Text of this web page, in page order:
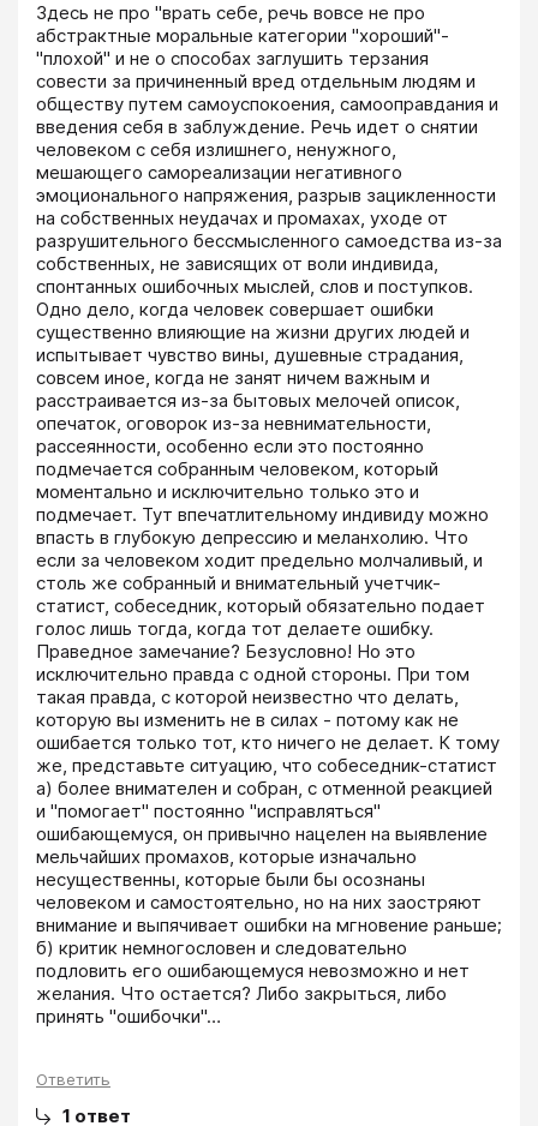
Здесь не про "врать себе, речь вовсе не про
абстрактные моральные категории "хороший"-
"плохой" и не о способах заглушить терзания
совести за причиненный вред отдельным людям и
обществу путем самоуспокоения, самооправдания и
введения себя в заблуждение. Речь идет о снятии
человеком с себя излишнего, ненужного,
мешающего самореализации негативного
эмоционального напряжения, разрыв зацикленности
на собственных неудачах и промахах, уходе от
разрушительного бессмысленного самоедства из-за
собственных, не зависящих от воли индивида,
спонтанных ошибочных мыслей, слов и поступков.
Одно дело, когда человек совершает ошибки
существенно влияющие на жизни других людей и
испытывает чувство вины, душевные страдания,
совсем иное, когда не занят ничем важным и
расстраивается из-за бытовых мелочей описок,
опечаток, оговорок из-за невнимательности,
рассеянности, особенно если это постоянно
подмечается собранным человеком, который
моментально и исключительно только это и
подмечает. Тут впечатлительному индивиду можно
впасть в глубокую депрессию и меланхолию. Что
если за человеком ходит предельно молчаливый, и
столь же собранный и внимательный учетчик-
статист, собеседник, который обязательно подает
голос лишь тогда, когда тот делаете ошибку.
Праведное замечание? Безусловно! Но это
исключительно правда с одной стороны. При том
такая правда, с которой неизвестно что делать,
которую вы изменить не в силах - потому как не
ошибается только тот, кто ничего не делает. К тому
же, представьте ситуацию, что собеседник-статист
а) более внимателен и собран, с отменной реакцией
и "помогает" постоянно "исправляться"
ошибающемуся, он привычно нацелен на выявление
мельчайших промахов, которые изначально
несущественны, которые были бы осознаны
человеком и самостоятельно, но на них заостряют
внимание и выпячивает ошибки на мгновение раньше;
б) критик немногословен и следовательно
подловить его ошибающемуся невозможно и нет
желания. Что остается? Либо закрыться, либо
принять "ошибочки"…
Ответить
1 ответ